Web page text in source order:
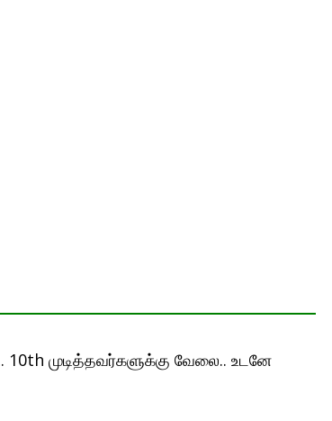
10th முடித்தவர்களுக்கு வேலை.. உடனே